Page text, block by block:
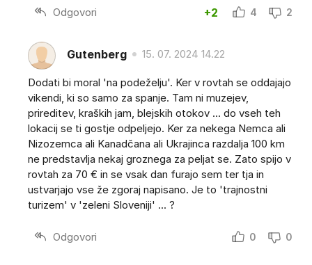
Odgovori +2 4 2
Gutenberg 15. 07. 2024 14.22
Dodati bi moral 'na podeželju'. Ker v rovtah se oddajajo
vikendi, ki so samo za spanje. Tam ni muzejev,
prireditev, kraških jam, blejskih otokov ... do vseh teh
lokacij se ti gostje odpeljejo. Ker za nekega Nemca ali
Nizozemca ali Kanadčana ali Ukrajinca razdalja 100 km
ne predstavlja nekaj groznega za peljat se. Zato spijo v
rovtah za 70 € in se vsak dan furajo sem ter tja in
ustvarjajo vse že zgoraj napisano. Je to 'trajnostni
turizem' v 'zeleni Sloveniji' ... ?
Odgovori 0 0